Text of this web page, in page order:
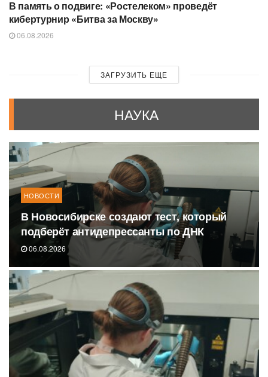
В память о подвиге: «Ростелеком» проведёт
кибертурнир «Битва за Москву»
06.08.2026
ЗАГРУЗИТЬ ЕЩЕ
НАУКА
НОВОСТИ
В Новосибирске создают тест, который
подберёт антидепрессанты по ДНК
06.08.2026